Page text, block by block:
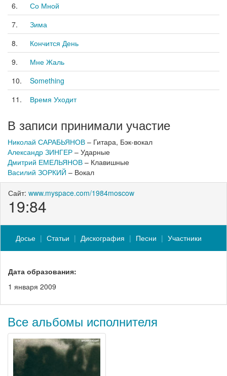
6.
Со Мной
7.
Зима
8.
Кончится День
9.
Мне Жаль
10.
Something
11.
Время Уходит
В записи принимали участие
Николай САРАБЬЯНОВ – Гитара, Бэк-вокал
Александр ЗИНГЕР – Ударные
Дмитрий ЕМЕЛЬЯНОВ – Клавишные
Василий ЗОРКИЙ – Вокал
Сайт: www.myspace.com/1984moscow
19:84
Досье Статьи Дискография Песни Участники
Дата образования:
1 января 2009
Все альбомы исполнителя